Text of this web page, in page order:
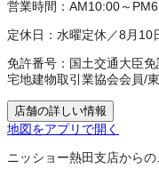
営業時間： AM10:00～
定休日： 水曜定休／8月10
免許番号： 国土交通大臣
宅地建物取引業協会会員/
店舗の詳しい情報
地図をアプリで開く
ニッショー熱田支店からの